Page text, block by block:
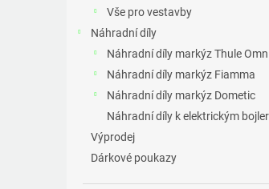
Vše pro vestavby
Náhradní díly
Náhradní díly markýz Thule
Náhradní díly markýz Fiamma
Náhradní díly markýz Dometic
Náhradní díly k elektrickým
Výprodej
Dárkové poukazy